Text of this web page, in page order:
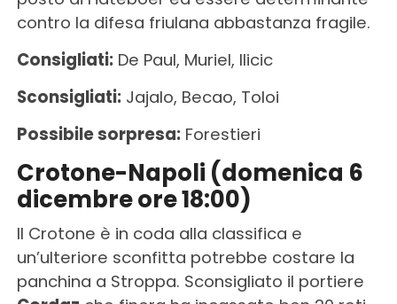
contro la difesa friulana abbastanza fragile.
Consigliati:De Paul, Muriel, Ilicic
Sconsigliati:Jajalo, Becao, Toloi
Possibile sorpresa:Forestieri
Crotone-Napoli (domenica 6
dicembre ore 18:00)
Il Crotone è in coda alla classifica e
un’ulteriore sconfitta potrebbe costare la
panchina a Stroppa. Sconsigliato il portiere